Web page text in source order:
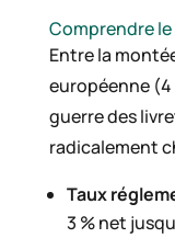
Comprendre le
Entre la
européenne (4
guerre des
radicalement
Taux
3 % net